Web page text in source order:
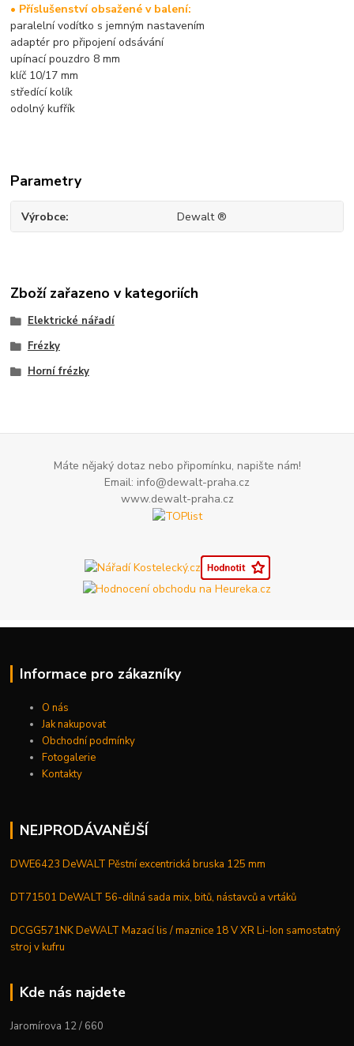
• Příslušenství obsažené v balení:
paralelní vodítko s jemným nastavením
adaptér pro připojení odsávání
upínací pouzdro 8 mm
klíč 10/17 mm
středící kolík
odolný kufřík
Parametry
Výrobce Dewalt ®
Zboží zařazeno v kategoriích
Elektrické nářadí
Frézky
Horní frézky
Máte nějaký dotaz nebo připomínku, napište nám!
Email: info@dewalt-praha.cz
www.dewalt-praha.cz
Informace pro zákazníky
O nás
Jak nakupovat
Obchodní podmínky
Fotogalerie
Kontakty
NEJPRODÁVANĚJŠÍ
DWE6423 DeWALT Pěstní excentrická bruska 125 mm
DT71501 DeWALT 56-dílná sada mix, bitů, nástavců a vrtáků
DCGG571NK DeWALT Mazací lis / maznice 18 V XR Li-Ion samostatný
stroj v kufru
Kde nás najdete
Jaromírova 12 / 660